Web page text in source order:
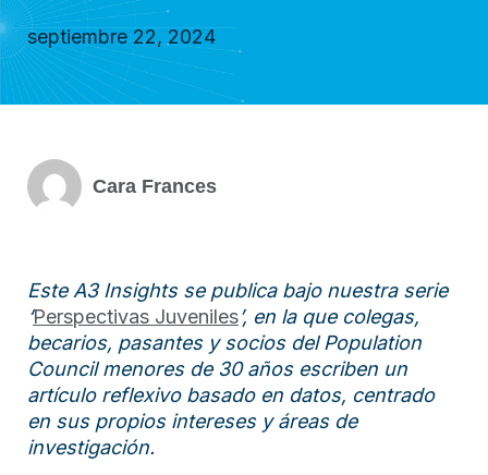
septiembre 22, 2024
Cara Frances
Este A3 Insights se publica bajo nuestra serie
‘Perspectivas Juveniles’, en la que colegas,
becarios, pasantes y socios del Population
Council menores de 30 años escriben un
artículo reflexivo basado en datos, centrado
en sus propios intereses y áreas de
investigación.